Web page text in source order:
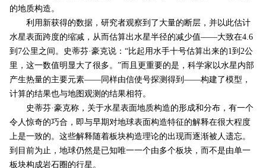
的地质构造。
利用新获得的数据，研究者观察到了大量的断层，并以此估计
水星表面跨度的缩减，从而估算出水星半径的减少值——大致在4.6
到7公里之间。史蒂芬·豪克说：“比起用水手十号估算出来的1到2公
里，这一数值明显大了很多。”而且更重要的是，科学家以水星内部
产生热量的主要元素——同样由信使号探测得到——构建了模型，
计算的结果也与地图观测的结果相符。
史蒂芬·豪克称，关于水星表面地质构造的形成和分布，有一个
令人惊奇的巧合，即与早期对地球表面构造特征的解释在很大程度
上是一致的。这些解释随着板块构造理论的出现而逐渐被人遗忘。
到目前为止，地球仍然是已知唯一一个由多个板块，而不是由单一
板块构成岩石圈的行星。